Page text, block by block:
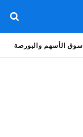
سوق الأسهم والبورصة